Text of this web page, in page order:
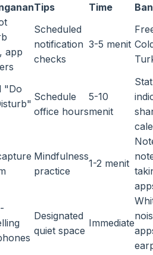
Tips
Time
app
Scheduled
notification
checks
3-5 menit
"Do
Schedule
office hours
5-10
menit
Mindfulness
practice
1-2 menit
Designated
quiet space
Immediate